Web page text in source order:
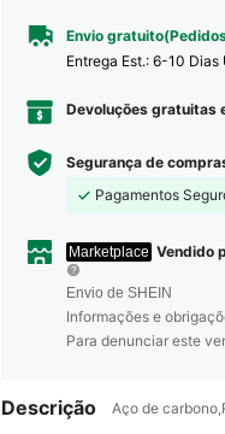
Envio
Entrega Est.: 6-10 Dias
Devoluções gratuitas
Segurança de
Pagamentos
Marketplace Vendido
Envio de SHEIN
Informações e
Para denunciar este
Descrição Aço de
4,84